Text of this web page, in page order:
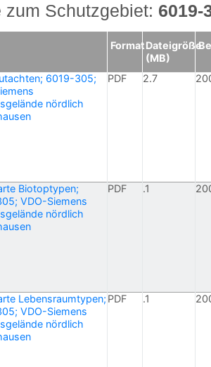
zum Schutzgebiet: 6019-
FormatDateigröße
(MB)
6019-305;
nördlich
PDF 2.7
Biotoptypen;
VDO-Siemens
nördlich
PDF .1
Lebensraumtypen;
VDO-Siemens
nördlich
PDF .1